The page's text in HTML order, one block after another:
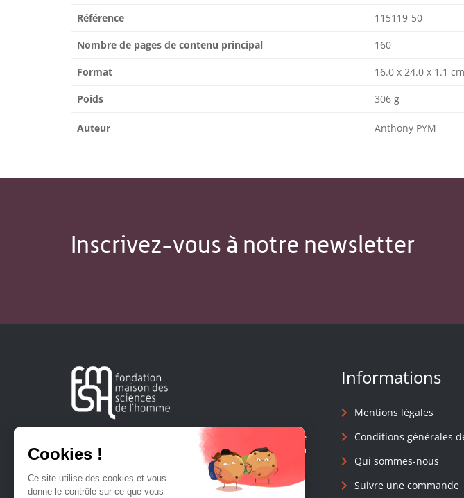
Référence 115119-50
Nombre de pages de contenu principal 160
Format 16.0 x 24.0 x 1.1 cm
Poids 306 g
Auteur Anthony PYM
Inscrivez-vous à notre newsletter
Créée en 1963, la Fondation Maison Sciences de l'Homme
soutient la recherche et la diffusion des connaissances en
sciences humaines et sociales.
Informations
Mentions légales
Conditions générales
Qui sommes-nous
Suivre une commande